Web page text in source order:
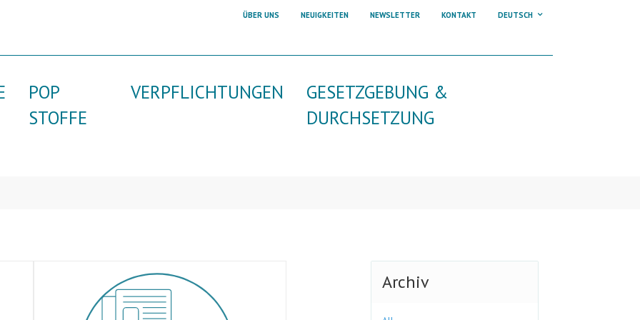
ÜBER UNS NEUIGKEITEN NEWSLETTER KONTAKT DEUTSCH
POP
STOFFE
VERPFLICHTUNGEN
GESETZGEBUNG &
DURCHSETZUNG
Archiv